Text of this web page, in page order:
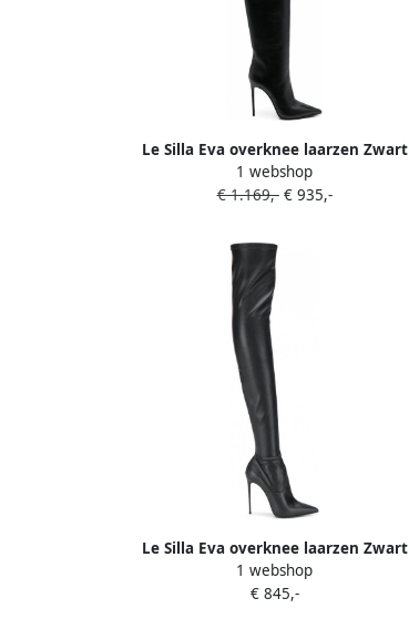
Le Silla Eva overknee laarzen Zwart
1 webshop
€ 1.169,-€ 935,-
Le Silla Eva overknee laarzen Zwart
1 webshop
€ 845,-